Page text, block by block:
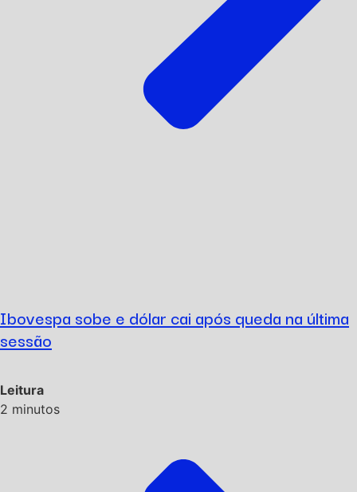
Ibovespa sobe e dólar cai após queda na última
sessão
Leitura
2 minutos